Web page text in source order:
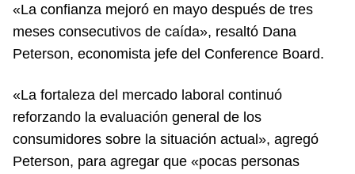
«La confianza mejoró en mayo después de tres
meses consecutivos de caída», resaltó Dana
Peterson, economista jefe del Conference Board.
«La fortaleza del mercado laboral continuó
reforzando la evaluación general de los
consumidores sobre la situación actual», agregó
Peterson, para agregar que «pocas personas